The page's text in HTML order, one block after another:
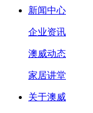
新闻中心
企业资讯
澳威动态
家居讲堂
关于澳威